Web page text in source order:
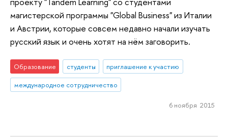
магистерской программы "Global Business" из Италии
и Австрии, которые совсем недавно начали изучать
русский язык и очень хотят на нём заговорить.
Образование студенты
приглашение к участию
международное сотрудничество
6 ноября 2015